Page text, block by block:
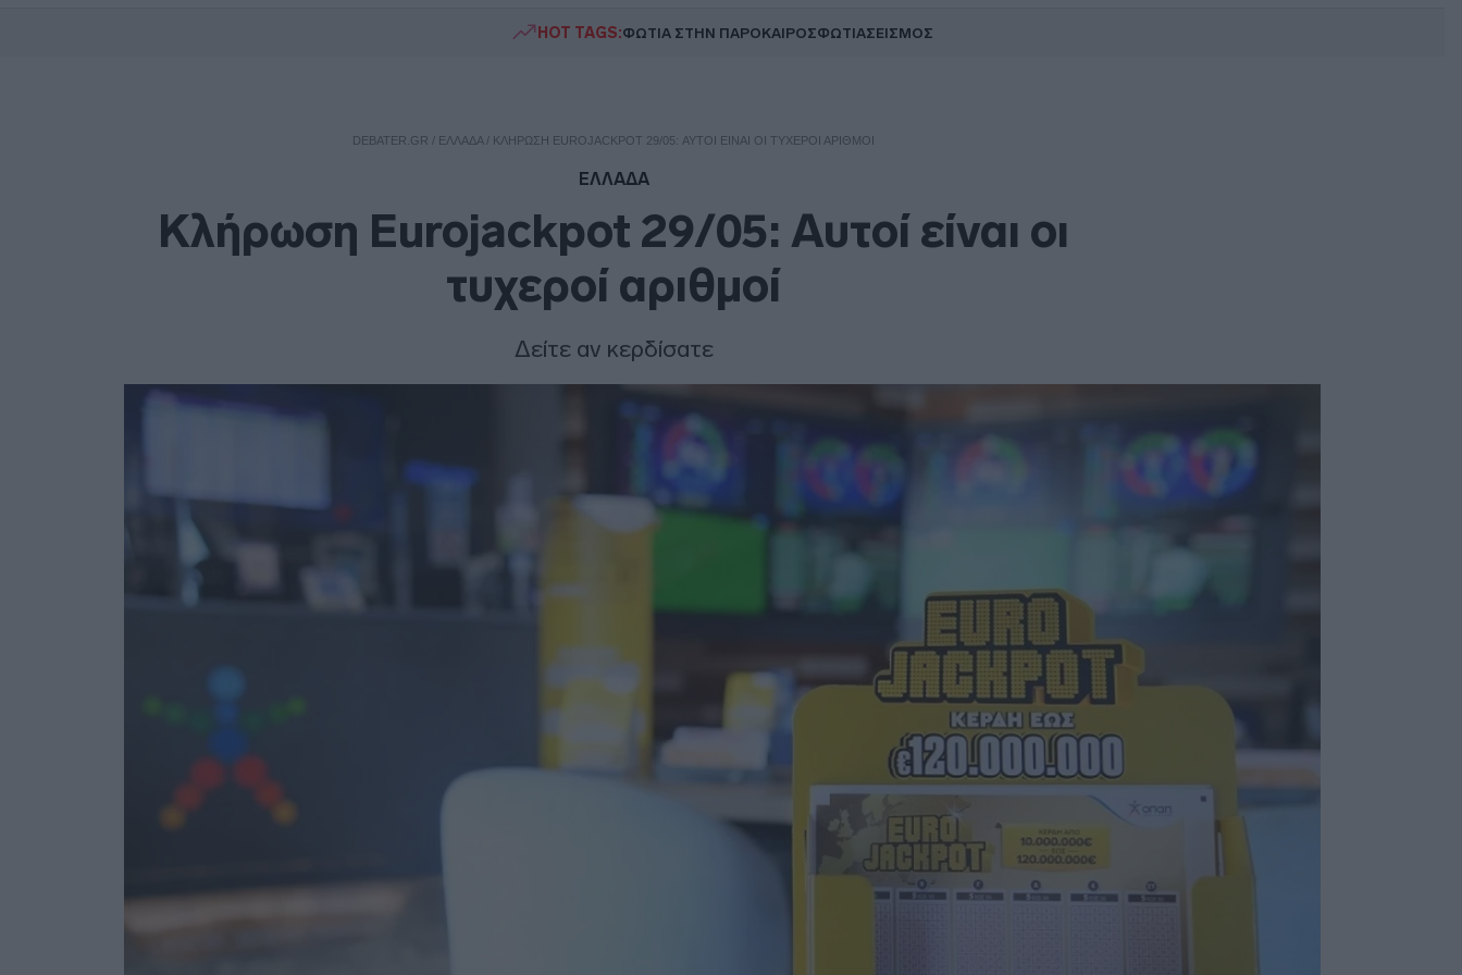
HOT TAGS:ΦΩΤΙΑ ΣΤΗΝ ΠΑΡΟΚΑΙΡΟΣΦΩΤΙΑΣΕΙΣΜΟΣ
DEBATER.GR / ΕΛΛΑΔΑ/ ΚΛΉΡΩΣΗ EUROJACKPOT 29/05: ΑΥΤΟΊ ΕΊΝΑΙ ΟΙ ΤΥΧΕΡΟΊ ΑΡΙΘΜΟΊ
ΕΛΛΑΔΑ
Κλήρωση Eurojackpot 29/05: Αυτοί είναι οι
τυχεροί αριθμοί
Δείτε αν κερδίσατε